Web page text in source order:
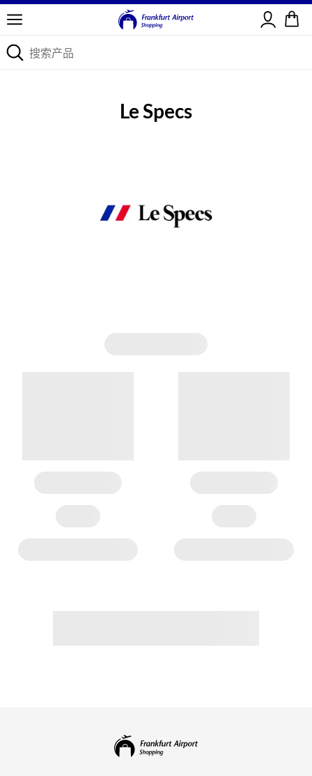
登录
Le Specs